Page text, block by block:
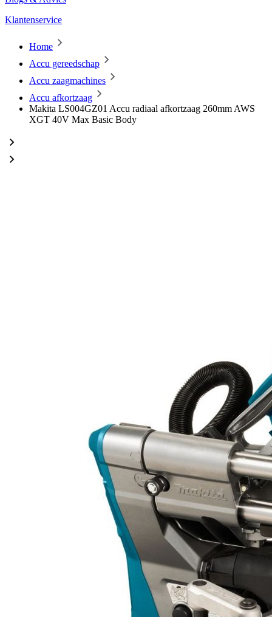
Klantenservice
Home
Accu gereedschap
Accu zaagmachines
Accu afkortzaag
Makita LS004GZ01 Accu radiaal afkortzaag 260mm AWS
XGT 40V Max Basic Body